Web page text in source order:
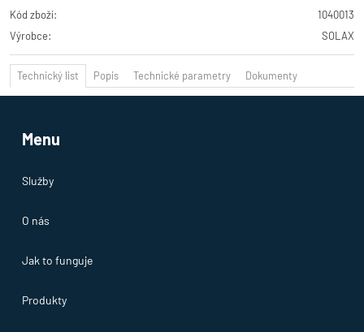
Kód zboží:
1040013
Výrobce:
SOLAX
Technický list Popis Technické parametry Dokumenty
Menu
Služby
O nás
Jak to funguje
Produkty